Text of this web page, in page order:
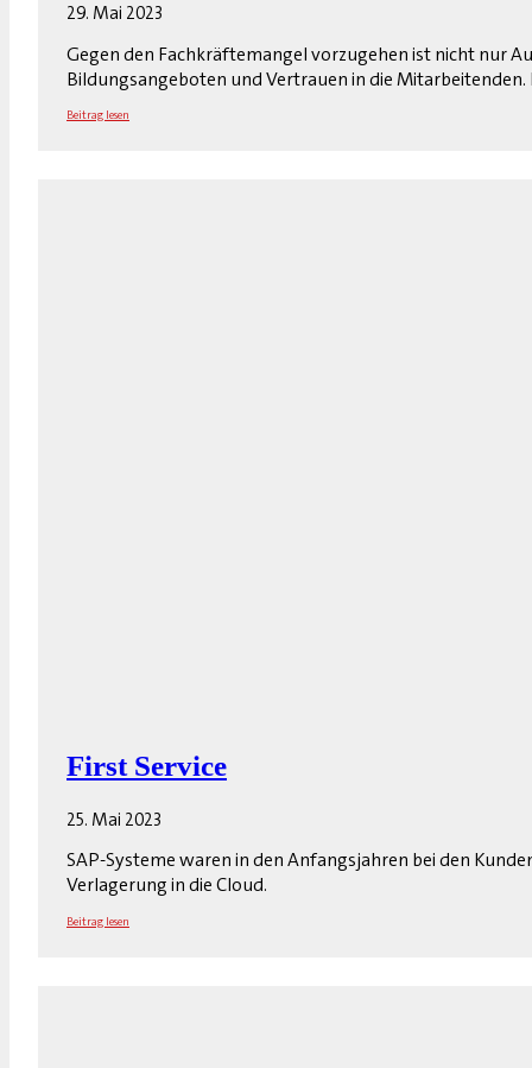
29. Mai 2023
Gegen den Fachkräftemangel vorzugehen ist nicht nur
Bildungsangeboten und Vertrauen in die
Beitrag lesen
First Service
25. Mai 2023
SAP-Systeme waren in den Anfangsjahren bei den
Verlagerung in die Cloud.
Beitrag lesen